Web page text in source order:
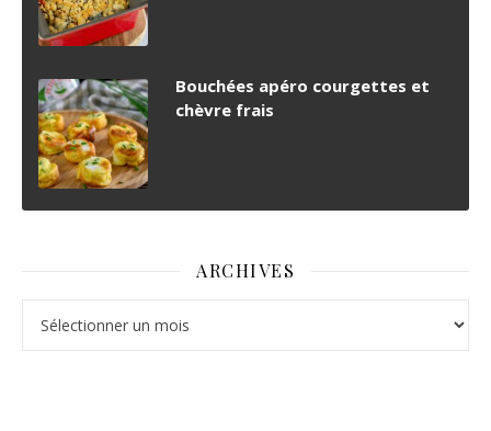
Bouchées apéro courgettes et
chèvre frais
ARCHIVES